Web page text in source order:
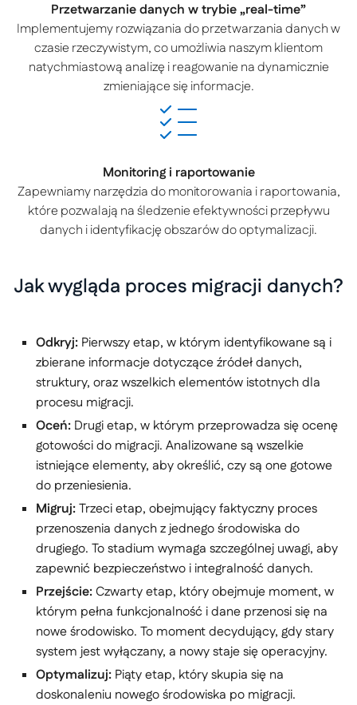
Przetwarzanie danych w trybie „real-time”
Implementujemy rozwiązania do przetwarzania danych w
czasie rzeczywistym, co umożliwia naszym klientom
natychmiastową analizę i reagowanie na dynamicznie
zmieniające się informacje.
Monitoring i raportowanie
Zapewniamy narzędzia do monitorowania i raportowania,
które pozwalają na śledzenie efektywności przepływu
danych i identyfikację obszarów do optymalizacji.
Jak wygląda proces migracji danych?
Odkryj: Pierwszy etap, w którym identyfikowane są i
zbierane informacje dotyczące źródeł danych,
struktury, oraz wszelkich elementów istotnych dla
procesu migracji.
Oceń: Drugi etap, w którym przeprowadza się ocenę
gotowości do migracji. Analizowane są wszelkie
istniejące elementy, aby określić, czy są one gotowe
do przeniesienia.
Migruj:Trzeci etap, obejmujący faktyczny proces
przenoszenia danych z jednego środowiska do
drugiego. To stadium wymaga szczególnej uwagi, aby
zapewnić bezpieczeństwo i integralność danych.
Przejście:Czwarty etap, który obejmuje moment, w
którym pełna funkcjonalność i dane przenosi się na
nowe środowisko. To moment decydujący, gdy stary
system jest wyłączany, a nowy staje się operacyjny.
Optymalizuj: Piąty etap, który skupia się na
doskonaleniu nowego środowiska po migracji.